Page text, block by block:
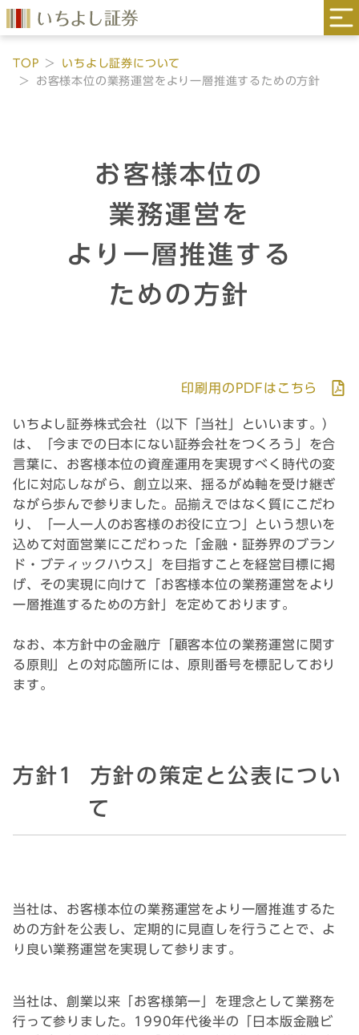
TOP
いちよし証券について
お客様本位の業務運営をより一層推進するための方針
お客様本位の
業務運営を
より一層推進する
ための方針
印刷用のPDFはこちら
いちよし証券株式会社（以下「当社」といいます。）
は、「今までの日本にない証券会社をつくろう」を合
言葉に、お客様本位の資産運用を実現すべく時代の変
化に対応しながら、創立以来、揺るがぬ軸を受け継ぎ
ながら歩んで参りました。品揃えではなく質にこだわ
り、「一人一人のお客様のお役に立つ」という想いを
込めて対面営業にこだわった「金融・証券界のブラン
ド・ブティックハウス」を目指すことを経営目標に掲
げ、その実現に向けて「お客様本位の業務運営をより
一層推進するための方針」を定めております。
なお、本方針中の金融庁「顧客本位の業務運営に関す
る原則」との対応箇所には、原則番号を標記しており
ます。
方針1
方針の策定と公表につい
て
当社は、お客様本位の業務運営をより一層推進するた
めの方針を公表し、定期的に見直しを行うことで、よ
り良い業務運営を実現して参ります。
当社は、創業以来「お客様第一」を理念として業務を
行って参りました。1990年代後半の「日本版金融ビ